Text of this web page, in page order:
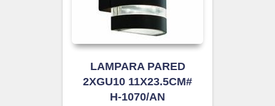
LAMPARA PARED
2XGU10 11X23.5CM#
H-1070/AN